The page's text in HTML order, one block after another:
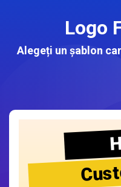
Logo
Alegeți un șablon